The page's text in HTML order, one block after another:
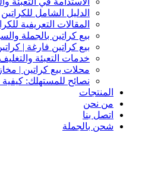
الدليل الشامل للكراتين
المقالات التعريفية
بيع كراتين بالجملة
بيع كراتين فارغة |
خدمات التعبئة والتغليف
محلات بيع كراتين |
نصائح للمستهلك: كيفية
المنتجات
من نحن
اتصل بنا
شحن بالجملة